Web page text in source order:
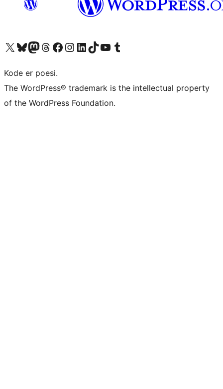
Besøk vår konto på X Visit our Bluesky account
Besøk vår Mastodon-konto
Visit our Threads account
Besøk vår Facebook-sideBesøk vår Instagram-konto
Besøk vår LinkedIn-konto
Visit our TikTok account
Visit our YouTube channel
Visit our Tumblr account
Kode er poesi.
The WordPress® trademark is the intellectual property
of the WordPress Foundation.